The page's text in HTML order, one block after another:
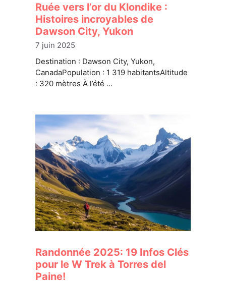
Ruée vers l’or du Klondike :
Histoires incroyables de
Dawson City, Yukon
7 juin 2025
Destination : Dawson City, Yukon,
CanadaPopulation : 1 319 habitantsAltitude
: 320 mètres À l’été …
Randonnée 2025: 19 Infos Clés
pour le W Trek à Torres del
Paine!